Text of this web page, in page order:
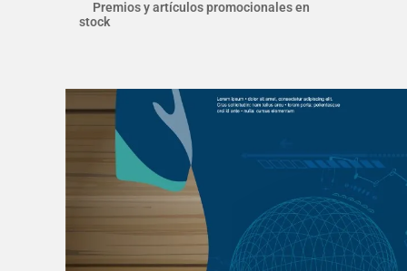
Premios y artículos promocionales en
stock